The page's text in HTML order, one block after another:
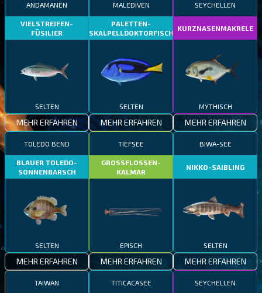
ANDAMANEN
VIELSTREIFEN-
FÜSILIER
SELTEN
MEHR ERFAHREN
MALEDIVEN
PALETTEN-
SKALPELLDOKTORFISCH
SELTEN
MEHR ERFAHREN
SEYCHELLEN
KURZNASENMAKRELE
MYTHISCH
MEHR ERFAHREN
TOLEDO BEND
BLAUER TOLEDO-
SONNENBARSCH
SELTEN
MEHR ERFAHREN
TIEFSEE
GROSSFLOSSEN-
KALMAR
EPISCH
MEHR ERFAHREN
BIWA-SEE
NIKKO-SAIBLING
SELTEN
MEHR ERFAHREN
TAIWAN TITICACASEE SEYCHELLEN